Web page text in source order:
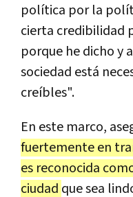
política por la
cierta credibilidad
porque he dicho y
sociedad está
creíbles".
En este marco,
fuertemente en
es reconocida
ciudad que sea